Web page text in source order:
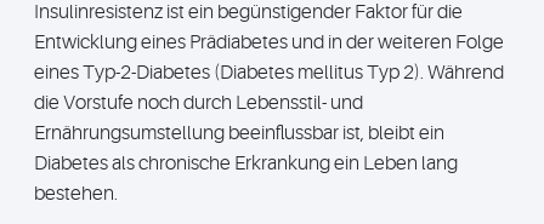
Insulinresistenz ist ein begünstigender Faktor für die
Entwicklung eines Prädiabetes und in der weiteren Folge
eines Typ-2-Diabetes (Diabetes mellitus Typ 2). Während
die Vorstufe noch durch Lebensstil- und
Ernährungsumstellung beeinflussbar ist, bleibt ein
Diabetes als chronische Erkrankung ein Leben lang
bestehen.